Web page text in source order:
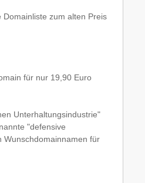
zum alten Preis
für nur 19,90 Euro
Unterhaltungsindustrie"
"defensive
Wunschdomainnamen für